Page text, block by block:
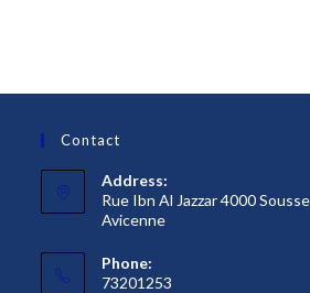
Contact
Address:
Rue Ibn Al Jazzar 4000
Avicenne
Phone:
73201253